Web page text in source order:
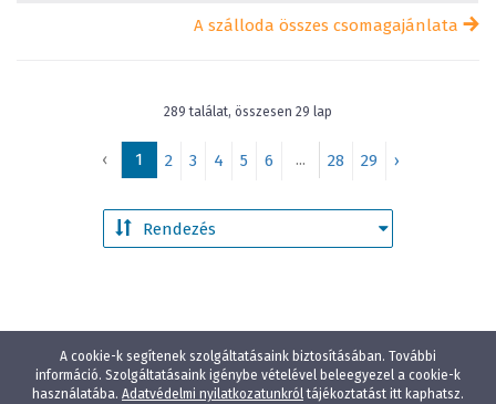
A cookie-k segítenek szolgáltatásaink biztosításában. További
információ. Szolgáltatásaink igénybe vételével beleegyezel a cookie-k
használatába. Adatvédelmi nyilatkozatunkróltájékoztatást itt kaphatsz.
A szálloda összes csomagajánlata
289 találat, összesen 29 lap
‹ 1 2 3 4 5 6 ... 28 29 ›